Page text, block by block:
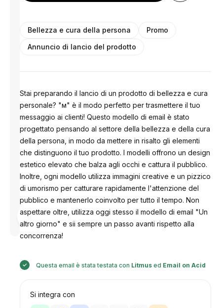
Progettato
da
Anastasiia
Bellezza e cura della persona
Promo
Annuncio di lancio del prodotto
Stai preparando il lancio di un prodotto di bellezza e cura
personale? "м" è il modo perfetto per trasmettere il tuo
messaggio ai clienti! Questo modello di email è stato
progettato pensando al settore della bellezza e della cura
della persona, in modo da mettere in risalto gli elementi
che distinguono il tuo prodotto. I modelli offrono un design
estetico elevato che balza agli occhi e cattura il pubblico.
Inoltre, ogni modello utilizza immagini creative e un pizzico
di umorismo per catturare rapidamente l'attenzione del
pubblico e mantenerlo coinvolto per tutto il tempo. Non
aspettare oltre, utilizza oggi stesso il modello di email "Un
altro giorno" e sii sempre un passo avanti rispetto alla
concorrenza!
Questa email è stata testata con Litmus ed Email on Acid
Si integra con